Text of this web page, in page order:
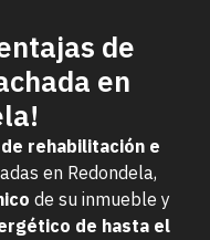
de
en
rehabilitación e
en Redondela,
de su inmueble y
de hasta el